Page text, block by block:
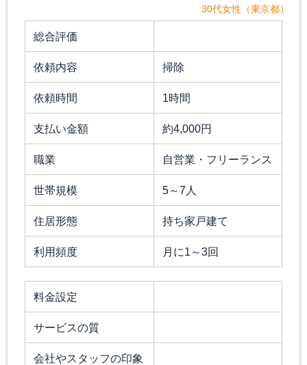
30代女性（東京都）
総合評価
依頼内容 掃除
依頼時間 1時間
支払い金額 約4,000円
職業 自営業・フリーランス
世帯規模 5～7人
住居形態 持ち家戸建て
利用頻度 月に1～3回
料金設定
サービスの質
会社やスタッフの印象